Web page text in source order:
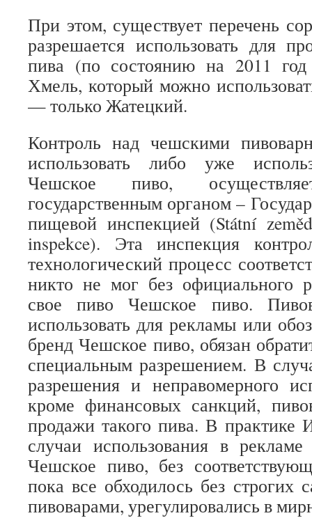
При этом, существует перечень
разрешается использовать для
пива (по состоянию на 2011
Хмель, который можно
— только Жатецкий.
Контроль над чешскими
использовать либо уже
Чешское пиво,
государственным органом –
пищевой инспекцией (Státní
inspekce). Эта инспекция
технологический процесс
никто не мог без официального
свое пиво Чешское пиво.
использовать для рекламы или
бренд Чешское пиво, обязан
специальным разрешением. В
разрешения и неправомерного
кроме финансовых санкций,
продажи такого пива. В
случаи использования в
Чешское пиво, без
пока все обходилось без строгих
пивоварами, урегулировались в